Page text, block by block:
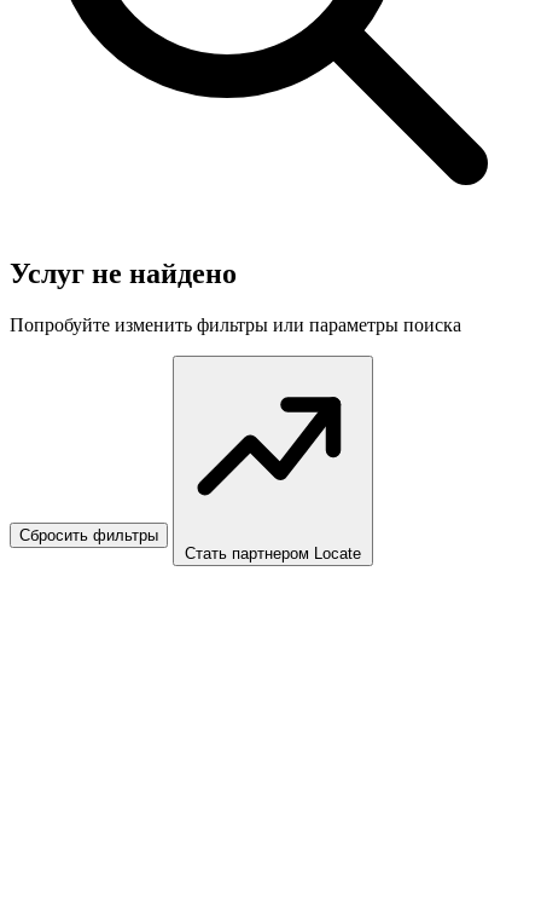
Услуг не найдено
Попробуйте изменить фильтры или параметры поиска
Сбросить фильтры
Стать партнером Locate